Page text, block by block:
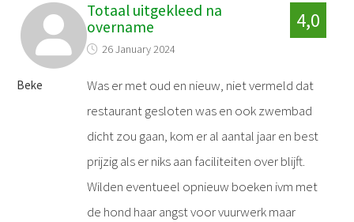
Beke
Totaal uitgekleed na
overname
26 January 2024
4,0
Was er met oud en nieuw, niet vermeld dat
restaurant gesloten was en ook zwembad
dicht zou gaan, kom er al aantal jaar en best
prijzig als er niks aan faciliteiten over blijft.
Wilden eventueel opnieuw boeken ivm met
de hond haar angst voor vuurwerk maar